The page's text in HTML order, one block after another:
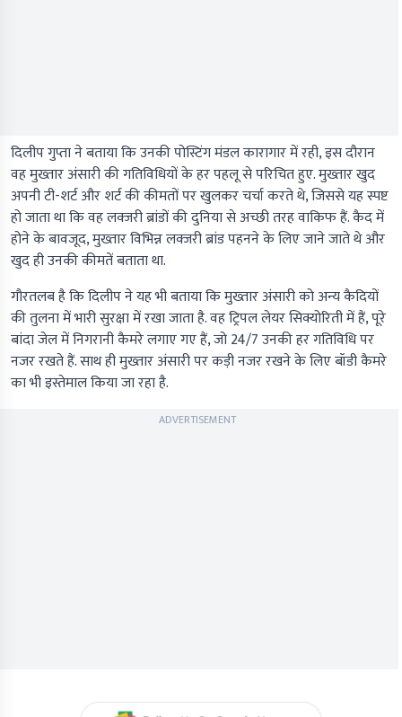
दिलीप गुप्ता ने बताया कि उनकी पोस्टिंग मंडल कारागार में रही, इस दौरान
वह मुख्तार अंसारी की गतिविधियों के हर पहलू से परिचित हुए. मुख्तार खुद
अपनी टी-शर्ट और शर्ट की कीमतों पर खुलकर चर्चा करते थे, जिससे यह स्पष्ट
हो जाता था कि वह लक्जरी ब्रांडों की दुनिया से अच्छी तरह वाकिफ हैं. कैद में
होने के बावजूद, मुख्तार विभिन्न लक्जरी ब्रांड पहनने के लिए जाने जाते थे और
खुद ही उनकी कीमतें बताता था.
गौरतलब है कि दिलीप ने यह भी बताया कि मुख्तार अंसारी को अन्य कैदियों
की तुलना में भारी सुरक्षा में रखा जाता है. वह ट्रिपल लेयर सिक्योरिती में हैं, पूरे
बांदा जेल में निगरानी कैमरे लगाए गए हैं, जो 24/7 उनकी हर गतिविधि पर
नजर रखते हैं. साथ ही मुख्तार अंसारी पर कड़ी नजर रखने के लिए बॉडी कैमरे
का भी इस्तेमाल किया जा रहा है.
ADVERTISEMENT